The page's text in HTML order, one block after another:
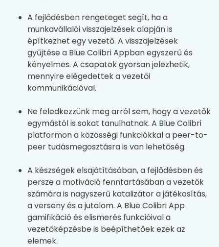
A fejlődésben rengeteget segít, ha a
munkavállalói visszajelzések alapján is
építkezhet egy vezető. A visszajelzések
gyűjtése a Blue Colibri Appban egyszerű és
kényelmes. A csapatok gyorsan jelezhetik,
mennyire elégedettek a vezetői
kommunikációval.
Ne feledkezzünk meg arról sem, hogy a vezetők
egymástól is sokat tanulhatnak. A Blue Colibri
platformon a közösségi funkciókkal a peer-to-
peer tudásmegosztásra is van lehetőség.
A készségek elsajátításában, a fejlődésben és
persze a motiváció fenntartásában a vezetők
számára is nagyszerű katalizátor a játékosítás,
a verseny és a jutalom. A Blue Colibri App
gamifikáció és elismerés funkcióival a
vezetőképzésbe is beépíthetőek ezek az
elemek.